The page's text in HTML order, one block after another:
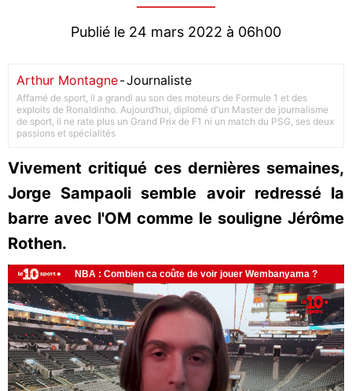
Publié le 24 mars 2022 à 06h00
Arthur Montagne-Journaliste
Affamé de sport, il a grandi au son des moteurs de Formule 1 et des
exploits de Ronaldinho. Aujourd’hui, diplomé d'un Master de journalisme
de sport, il ne rate plus un Grand Prix de F1 ni un match du PSG, ses deux
passions et spécialités
Vivement critiqué ces dernières semaines,
Jorge Sampaoli semble avoir redressé la
barre avec l'OM comme le souligne Jérôme
Rothen.